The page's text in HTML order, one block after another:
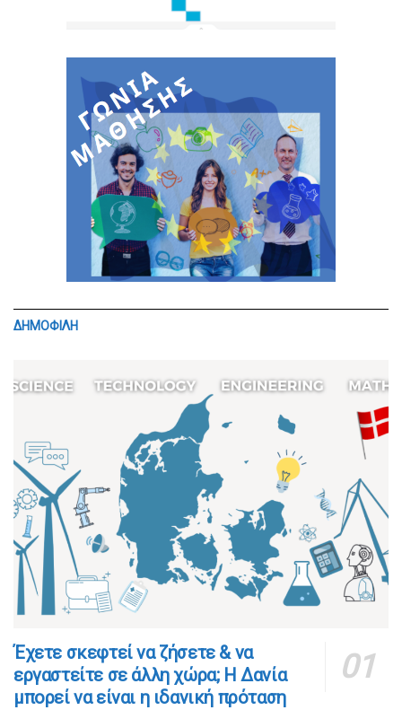
ΔΗΜΟΦΙΛΗ
​​Έχετε σκεφτεί να ζήσετε & να
εργαστείτε σε άλλη χώρα; Η Δανία
μπορεί να είναι η ιδανική πρόταση